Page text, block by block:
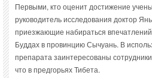
Первыми, кто оценит достижение
руководитель исследования доктор
приезжающие набираться
Буддах в провинцию Сычуань. В
препарата заинтересованы
что в предгорьях Тибета.